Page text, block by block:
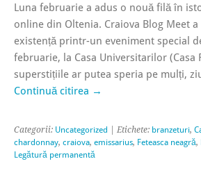
Luna februarie a adus o nouă filă în
online din Oltenia. Craiova Blog Meet
existență printr-un eveniment special
februarie, la Casa Universitarilor (Casa
superstițiile ar putea speria pe mulți,
Continuă citirea →
Categorii: Uncategorized | Etichete: branzeturi,
chardonnay, craiova, emissarius, Feteasca neagră,
Legătură permanentă